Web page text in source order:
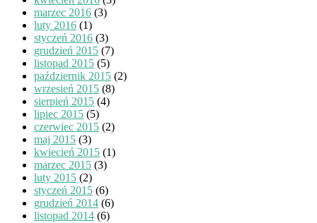
marzec 2016 (3)
luty 2016 (1)
styczeń 2016 (3)
grudzień 2015 (7)
listopad 2015 (5)
październik 2015 (2)
wrzesień 2015 (8)
sierpień 2015 (4)
lipiec 2015 (5)
czerwiec 2015 (2)
maj 2015 (3)
kwiecień 2015 (1)
marzec 2015 (3)
luty 2015 (2)
styczeń 2015 (6)
grudzień 2014 (6)
listopad 2014 (6)